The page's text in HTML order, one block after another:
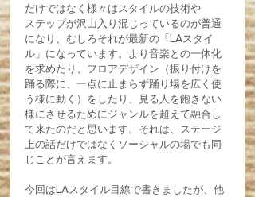
だけではなく様々はスタイルの技術や
ステップが沢山入り混じっているのが普通
になり、むしろそれが最新の「LAスタイ
ル」になっています。より音楽との一体化
を求めたり、フロアデザイン（振り付けを
踊る際に、一点に止まらず踊り場を広く使
う様に動く）をしたり、見る人を飽きない
様にさせるためにジャンルを超えて融合し
て来たのだと思います。それは、ステージ
上の話だけではなくソーシャルの場でも同
じことが言えます。
今回はLAスタイル目線で書きましたが、他